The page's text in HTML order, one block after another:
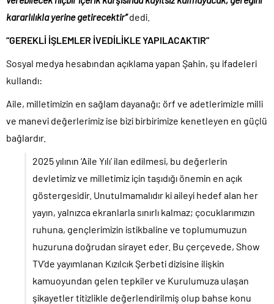
kararlılıkla yerine getirecektir”dedi.
“GEREKLİ İŞLEMLER İVEDİLİKLE YAPILACAKTIR”
Sosyal medya hesabından açıklama yapan Şahin, şu ifadeleri
kullandı:
Aile, milletimizin en sağlam dayanağı; örf ve adetlerimizle milli
ve manevi değerlerimiz ise bizi birbirimize kenetleyen en güçlü
bağlardır.
2025 yılının ‘Aile Yılı’ ilan edilmesi, bu değerlerin
devletimiz ve milletimiz için taşıdığı önemin en açık
göstergesidir. Unutulmamalıdır ki aileyi hedef alan her
yayın, yalnızca ekranlarla sınırlı kalmaz; çocuklarımızın
ruhuna, gençlerimizin istikbaline ve toplumumuzun
huzuruna doğrudan sirayet eder. Bu çerçevede, Show
TV’de yayımlanan Kızılcık Şerbeti dizisine ilişkin
kamuoyundan gelen tepkiler ve Kurulumuza ulaşan
şikayetler titizlikle değerlendirilmiş olup bahse konu